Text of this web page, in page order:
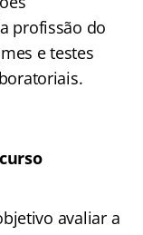
profissão do
e testes
avaliar a